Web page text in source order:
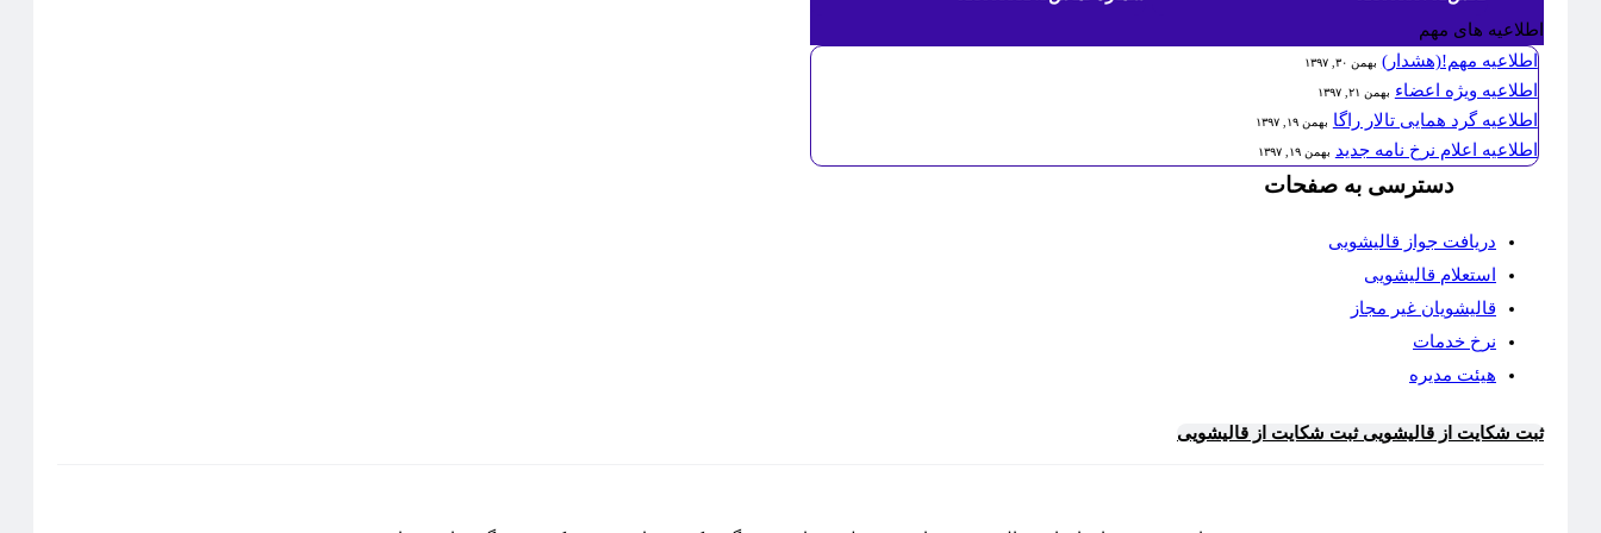
اطلاعیه های مهم
اطلاعیه مهم!(هشدار) بهمن ۳۰, ۱۳۹۷
اطلاعیه ویژه اعضاء بهمن ۲۱, ۱۳۹۷
اطلاعیه گرد همایی تالار راگا بهمن ۱۹, ۱۳۹۷
اطلاعیه اعلام نرخ نامه جدید بهمن ۱۹, ۱۳۹۷
دسترسی به صفحات
دریافت جواز قالیشویی
استعلام قالیشویی
قالیشویان غیر مجاز
نرخ خدمات
هیئت مدیره
ثبت شکایت از قالیشوییثبت شکایت از قالیشویی